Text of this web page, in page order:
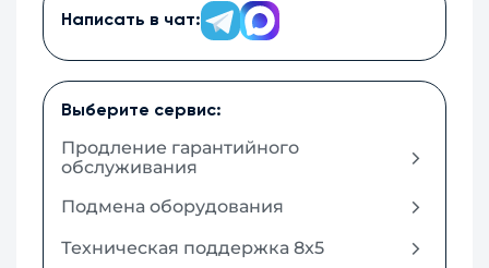
Написать в чат:
Выберите сервис:
Продление гарантийного
обслуживания
Подмена оборудования
Техническая поддержка 8x5